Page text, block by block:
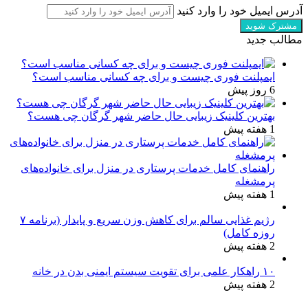
آدرس ایمیل خود را وارد کنید
مطالب جدید
ایمپلنت فوری چیست و برای چه کسانی مناسب است؟
6 روز پیش
بهترین کلینیک زیبایی حال حاضر شهر گرگان چی هست؟
1 هفته پیش
راهنمای کامل خدمات پرستاری در منزل برای خانواده‌های
پرمشغله
1 هفته پیش
رژیم غذایی سالم برای کاهش وزن سریع و پایدار (برنامه ۷
روزه کامل)
2 هفته پیش
۱۰ راهکار علمی برای تقویت سیستم ایمنی بدن در خانه
2 هفته پیش